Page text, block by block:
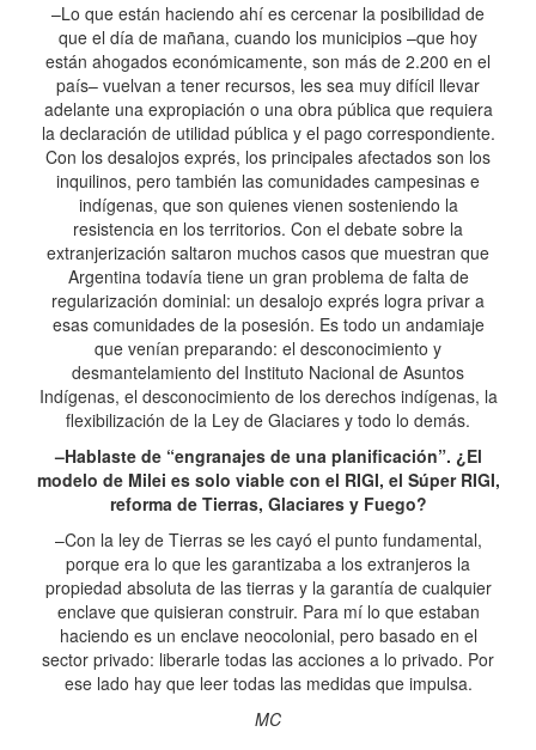
–Lo que están haciendo ahí es cercenar la posibilidad de
que el día de mañana, cuando los municipios –que hoy
están ahogados económicamente, son más de 2.200 en el
país– vuelvan a tener recursos, les sea muy difícil llevar
adelante una expropiación o una obra pública que requiera
la declaración de utilidad pública y el pago correspondiente.
Con los desalojos exprés, los principales afectados son los
inquilinos, pero también las comunidades campesinas e
indígenas, que son quienes vienen sosteniendo la
resistencia en los territorios. Con el debate sobre la
extranjerización saltaron muchos casos que muestran que
Argentina todavía tiene un gran problema de falta de
regularización dominial: un desalojo exprés logra privar a
esas comunidades de la posesión. Es todo un andamiaje
que venían preparando: el desconocimiento y
desmantelamiento del Instituto Nacional de Asuntos
Indígenas, el desconocimiento de los derechos indígenas, la
flexibilización de la Ley de Glaciares y todo lo demás.
–Hablaste de “engranajes de una planificación”. ¿El
modelo de Milei es solo viable con el RIGI, el Súper RIGI,
reforma de Tierras, Glaciares y Fuego?
–Con la ley de Tierras se les cayó el punto fundamental,
porque era lo que les garantizaba a los extranjeros la
propiedad absoluta de las tierras y la garantía de cualquier
enclave que quisieran construir. Para mí lo que estaban
haciendo es un enclave neocolonial, pero basado en el
sector privado: liberarle todas las acciones a lo privado. Por
ese lado hay que leer todas las medidas que impulsa.
MC